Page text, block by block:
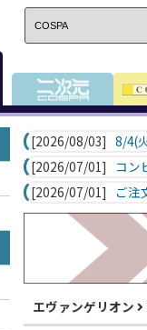
[2026/08/03] 8/4(
[2026/07/01]
コン
[2026/07/01]
ご注
エヴァンゲリオン